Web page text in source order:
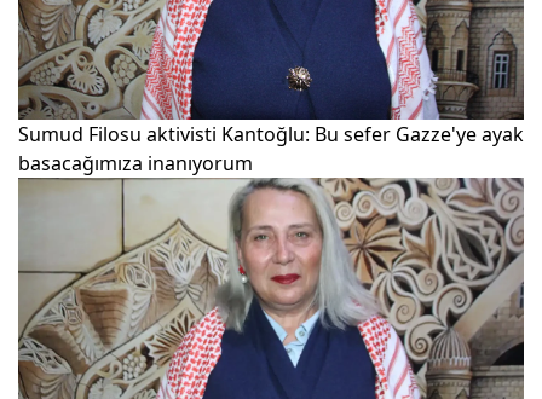
Sumud Filosu aktivisti Kantoğlu: Bu sefer Gazze'ye ayak
basacağımıza inanıyorum